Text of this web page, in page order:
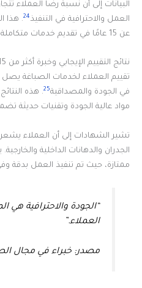
العمل والاحترافية في التنفيذ24. هذا
عن 15 عامًا في تقديم خدمات متكاملة تلبي احتياجات العملاء
نتائج التقييم الإيجابي وخبرة أكثر من 15 عاماً
في الجودة والمصداقية25. هذه
مواد عالية الجودة وتقنيات حديثة
تشير الشهادات إلى أن العملاء
الجدران والدهانات الداخلية
ممتازة، حيث تم تنفيذ العمل بدقة
“الجودة والاحترافية هي
العملاء.”
مصدر: خبراء في مجال